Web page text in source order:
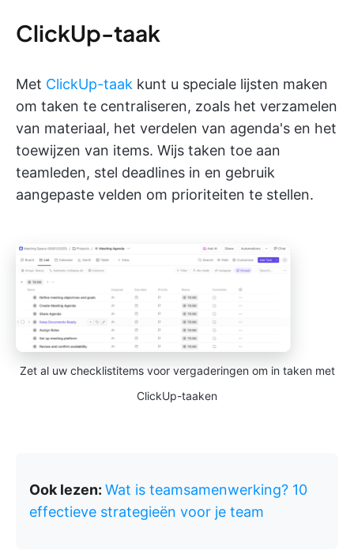
ClickUp-taak
Met ClickUp-taak kunt u speciale lijsten maken
om taken te centraliseren, zoals het verzamelen
van materiaal, het verdelen van agenda's en het
toewijzen van items. Wijs taken toe aan
teamleden, stel deadlines in en gebruik
aangepaste velden om prioriteiten te stellen.
Zet al uw checklistitems voor vergaderingen om in taken met
ClickUp-taaken
Ook lezen: Wat is teamsamenwerking? 10
effectieve strategieën voor je team